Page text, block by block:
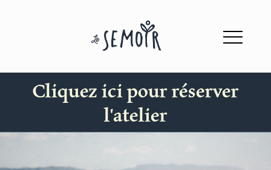
Cliquez ici pour réserver
l'atelier